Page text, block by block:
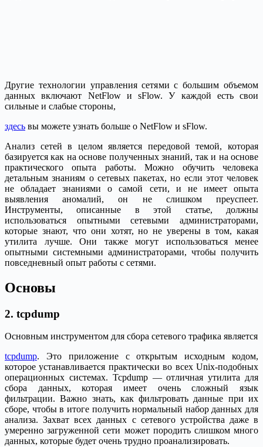
Другие технологии управления сетями с большим объемом
данных включают NetFlow и sFlow. У каждой есть свои
сильные и слабые стороны,
здесь вы можете узнать больше о NetFlow и sFlow.
Анализ сетей в целом является передовой темой, которая
базируется как на основе полученных знаний, так и на основе
практического опыта работы. Можно обучить человека
детальным знаниям о сетевых пакетах, но если этот человек
не обладает знаниями о самой сети, и не имеет опыта
выявления аномалий, он не слишком преуспеет.
Инструменты, описанные в этой статье, должны
использоваться опытными сетевыми администраторами,
которые знают, что они хотят, но не уверены в том, какая
утилита лучше. Они также могут использоваться менее
опытными системными администраторами, чтобы получить
повседневный опыт работы с сетями.
Основы
2. tcpdump
Основным инструментом для сбора сетевого трафика является
tcpdump. Это приложение с открытым исходным кодом,
которое устанавливается практически во всех Unix-подобных
операционных системах. Tcpdump — отличная утилита для
сбора данных, которая имеет очень сложный язык
фильтрации. Важно знать, как фильтровать данные при их
сборе, чтобы в итоге получить нормальный набор данных для
анализа. Захват всех данных с сетевого устройства даже в
умеренно загруженной сети может породить слишком много
данных, которые будет очень трудно проанализировать.